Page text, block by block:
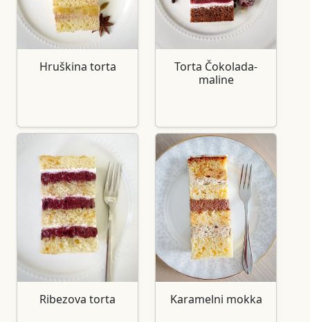
Hruškina torta
Torta Čokolada-
maline
Ribezova torta Karamelni mokka